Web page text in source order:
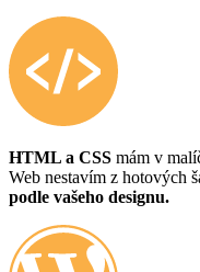
HTML a CSS mám v
Web nestavím z hotových
podle vašeho designu.